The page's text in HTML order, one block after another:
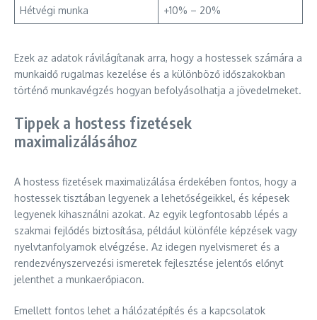
Hétvégi munka +10% – 20%
Ezek az adatok rávilágítanak arra, hogy a hostessek számára a
munkaidő rugalmas kezelése és a különböző időszakokban
történő munkavégzés hogyan befolyásolhatja a jövedelmeket.
Tippek a hostess fizetések
maximalizálásához
A hostess fizetések maximalizálása érdekében fontos, hogy a
hostessek tisztában legyenek a lehetőségeikkel, és képesek
legyenek kihasználni azokat. Az egyik legfontosabb lépés a
szakmai fejlődés biztosítása, például különféle képzések vagy
nyelvtanfolyamok elvégzése. Az idegen nyelvismeret és a
rendezvényszervezési ismeretek fejlesztése jelentős előnyt
jelenthet a munkaerőpiacon.
Emellett fontos lehet a hálózatépítés és a kapcsolatok